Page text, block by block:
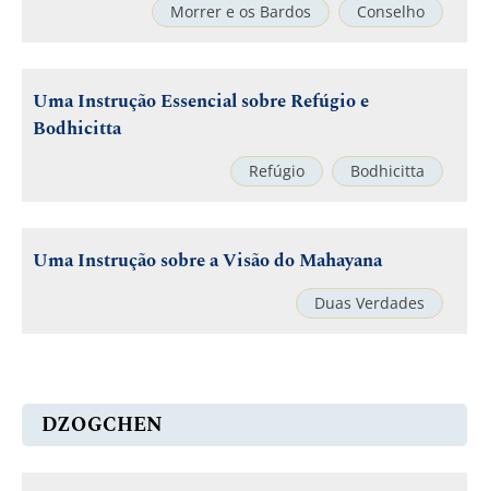
Morrer e os Bardos Conselho
Uma Instrução Essencial sobre Refúgio e
Bodhicitta
Refúgio Bodhicitta
Uma Instrução sobre a Visão do Mahayana
Duas Verdades
DZOGCHEN